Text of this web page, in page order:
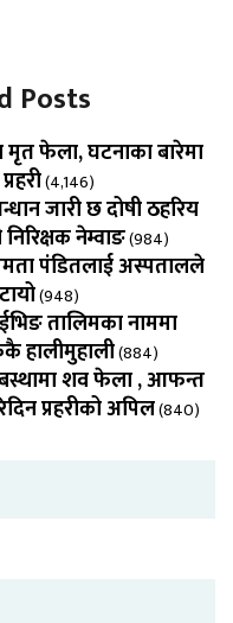
Posts
मृत फेला, घटनाका बारेमा
(4,146)
जारी छ दोषी ठहरिय
निरिक्षक नेम्वाङ(984)
पंडितलाई अस्पतालले
(948)
तालिमका नाममा
हालीमुहाली(884)
शव फेला , आफन्त
प्रहरीको अपिल(840)